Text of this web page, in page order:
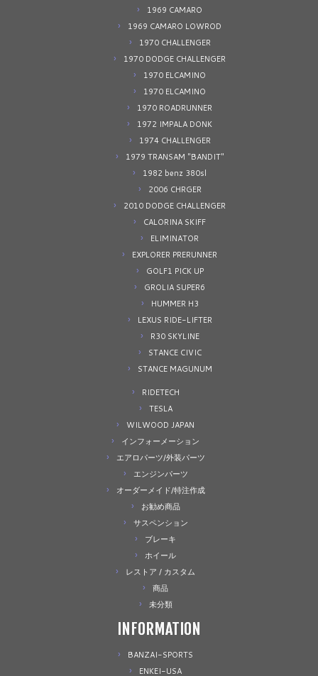
1969 CAMARO
1969 CAMARO LOWROD
1970 CHALLENGER
1970 DODGE CHALLENGER
1970 ELCAMINO
1970 ELCAMINO
1970 ROADRUNNER
1972 IMPALA DONK
1974 CHALLENGER
1979 TRANSAM "BANDIT"
1982 benz 380sl
2006 CHRGER
2010 DODGE CHALLENGER
CALORINA SKIFF
ELIMINATOR
EXPLORER PRERUNNER
GOLF1 PICK UP
GROLIA SUPER6
HUMMER H3
LEXUS RIDE-LIFTER
R30 SKYLINE
STANCE CIVIC
STANCE MAGUNUM
RIDETECH
TESLA
WILWOOD JAPAN
インフォーメーション
エアロパーツ/外装パーツ
エンジンパーツ
オーダーメイド/特注作成
お勧め商品
サスペンション
ブレーキ
ホイール
レストア / カスタム
商品
未分類
INFORMATION
BANZAI-SPORTS
ENKEI-USA